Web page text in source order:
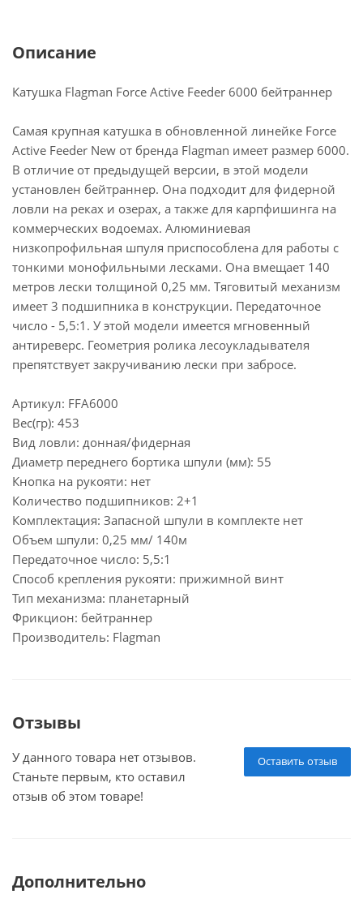
Описание
Катушка Flagman Force Active Feeder 6000 бейтраннер
Самая крупная катушка в обновленной линейке Force
Active Feeder New от бренда Flagman имеет размер 6000.
В отличие от предыдущей версии, в этой модели
установлен бейтраннер. Она подходит для фидерной
ловли на реках и озерах, а также для карпфишинга на
коммерческих водоемах. Алюминиевая
низкопрофильная шпуля приспособлена для работы с
тонкими монофильными лесками. Она вмещает 140
метров лески толщиной 0,25 мм. Тяговитый механизм
имеет 3 подшипника в конструкции. Передаточное
число - 5,5:1. У этой модели имеется мгновенный
антиреверс. Геометрия ролика лесоукладывателя
препятствует закручиванию лески при забросе.
Артикул: FFA6000
Вес(гр): 453
Вид ловли: донная/фидерная
Диаметр переднего бортика шпули (мм): 55
Кнопка на рукояти: нет
Количество подшипников: 2+1
Комплектация: Запасной шпули в комплекте нет
Объем шпули: 0,25 мм/ 140м
Передаточное число: 5,5:1
Способ крепления рукояти: прижимной винт
Тип механизма: планетарный
Фрикцион: бейтраннер
Производитель: Flagman
Отзывы
Оставить отзыв
У данного товара нет отзывов.
Станьте первым, кто оставил
отзыв об этом товаре!
Дополнительно